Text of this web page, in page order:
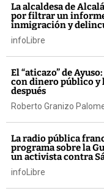
La alcaldesa de
por filtrar un
inmigración y
infoLibre
El “aticazo” de
con dinero público y
después
Roberto Granizo
La radio pública
programa sobre la
un activista contra
infoLibre